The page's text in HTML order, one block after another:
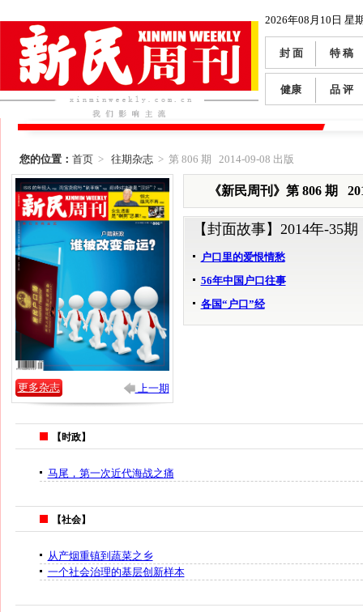
2026年08月10日 星
封 面 特 稿
健康 品 评
您的位置： 首页> 往期杂志> 第 806 期 2014-09-08 出版
更多杂志 上一期
《新民周刊》第 806 期
【封面故事】 2014年-35期
户口里的爱恨情愁
56年中国户口往事
各国“户口”经
【时政】
马尾，第一次近代海战之痛
【社会】
从产烟重镇到蔬菜之乡
一个社会治理的基层创新样本